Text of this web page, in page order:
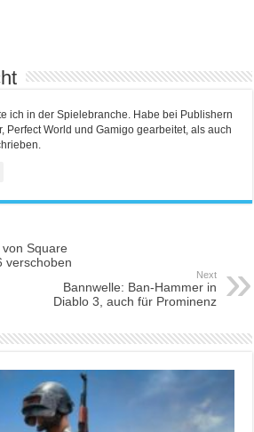
ich in der Spielebranche. Habe bei Publishern
Perfect World und Gamigo gearbeitet, als auch
Square
verschoben
Next
Bannwelle: Ban-Hammer in
Diablo 3, auch für Prominenz